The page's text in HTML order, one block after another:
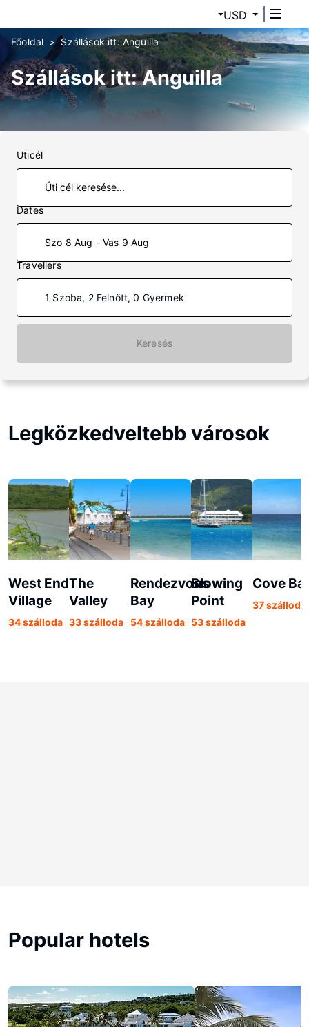
USD
Főoldal Szállások itt: Anguilla
Szállások itt: Anguilla
Uticél
Dates
Szo 8 Aug - Vas 9 Aug
Travellers
1 Szoba, 2 Felnőtt, 0 Gyermek
Keresés
Legközkedveltebb városok
West End
Village
34 szálloda
The
Valley
33 szálloda
Rendezvous
Bay
54 szálloda
Blowing
Point
53 szálloda
Cove
37 szálloda
Popular hotels